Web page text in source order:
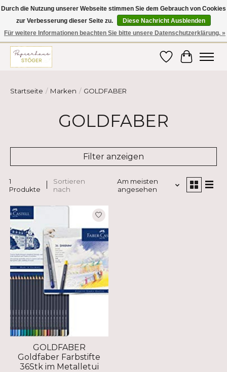
Hier finden Sie hochwertige Produkte im Bereich Schule, Büro, Papier,
Schreiben und vieles mehr! Erhalten Sie Ihre Bestellung bequem nach
Hause oder ins Büro geliefert!
Wunschzettel
Ihr
Startseite / Marken / GOLDFABER
GOLDFABER
Filter anzeigen
1
Produkte
Sortieren
nach
Am meisten
angesehen
GOLDFABER
Goldfaber Farbstifte
36Stk im Metalletui
Durch die Nutzung unserer Webseite stimmen Sie dem Gebrauch von Cookies
zur Verbesserung dieser Seite zu.
Diese Nachricht Ausblenden
Für weitere Informationen beachten Sie bitte unsere Datenschutzerklärung. »